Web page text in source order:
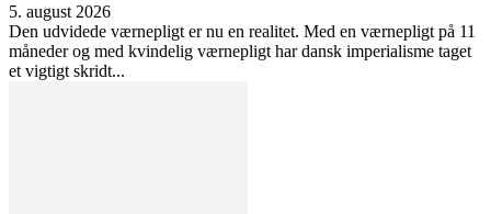
5. august 2026
Den udvidede værnepligt er nu en realitet. Med en værnepligt på 11
måneder og med kvindelig værnepligt har dansk imperialisme taget
et vigtigt skridt...